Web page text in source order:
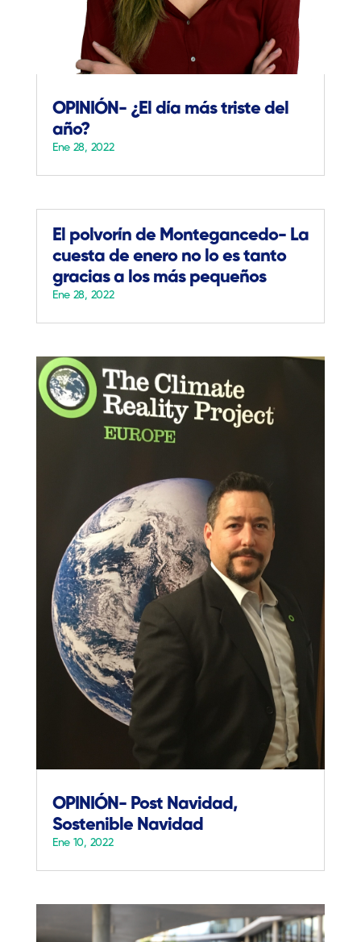
OPINIÓN- ¿El día más triste del
año?
Ene 28, 2022
El polvorín de Montegancedo- La
cuesta de enero no lo es tanto
gracias a los más pequeños
Ene 28, 2022
OPINIÓN- Post Navidad,
Sostenible Navidad
Ene 10, 2022